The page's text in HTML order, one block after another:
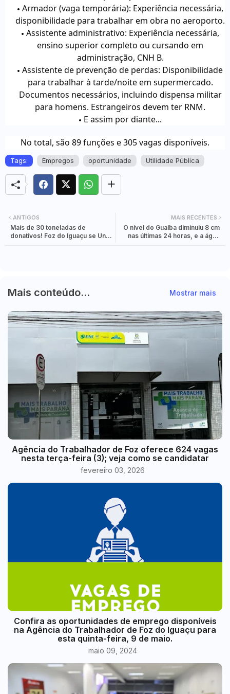
Armador (vaga temporária): Experiência necessária,
disponibilidade para trabalhar em obra no aeroporto.
Assistente administrativo: Experiência necessária,
ensino superior completo ou cursando em
administração, CNH B.
Assistente de prevenção de perdas: Disponibilidade
para trabalhar à tarde/noite em supermercado.
Documentos necessários, incluindo dispensa militar
para homens. Estrangeiros devem ter RNM.
E assim por diante...
No total, são 89 funções e 305 vagas disponíveis.
Tags: Empregos oportunidade Utilidade Pública
MAIS RECENTES
O nível do Guaíba diminuiu 8 cm
nas últimas 24 horas, e a água
ANTIGOS
Mais de 30 toneladas de
donativos! Foz do Iguaçu se Une
Mais conteúdo... Mostrar mais
Agência do Trabalhador de Foz oferece 624 vagas
nesta terça-feira (3); veja como se candidatar
fevereiro 03, 2026
Confira as oportunidades de emprego disponíveis
na Agência do Trabalhador de Foz do Iguaçu para
esta quinta-feira, 9 de maio.
maio 09, 2024